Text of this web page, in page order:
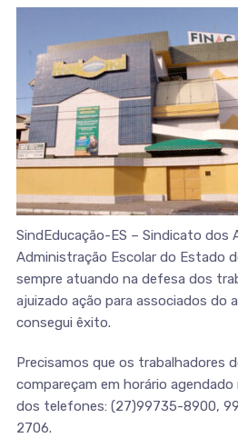
SindEducação-ES – Sindicato dos
Administração Escolar do Estado
sempre atuando na defesa dos
ajuizado ação para associados do
consegui êxito.
Precisamos que os trabalhadores
compareçam em horário
dos telefones: (27)99735-8900,
2706.